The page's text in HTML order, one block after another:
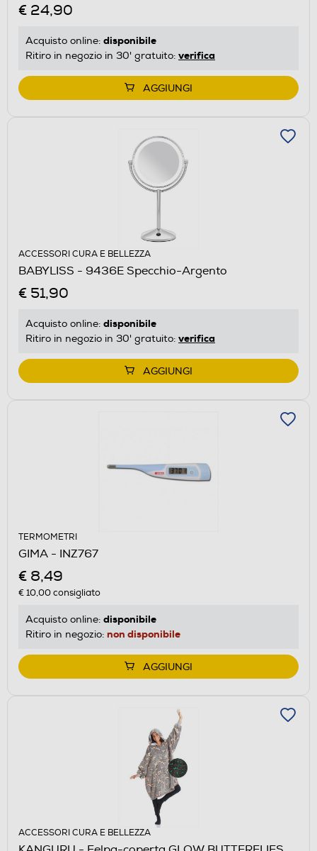
€ 24,90
Acquisto online: disponibile
Ritiro in negozio in 30' gratuito: verifica
AGGIUNGI
ACCESSORI CURA E BELLEZZA
BABYLISS - 9436E Specchio-Argento
€ 51,90
Acquisto online: disponibile
Ritiro in negozio in 30' gratuito: verifica
AGGIUNGI
TERMOMETRI
GIMA - INZ767
€ 8,49
€ 10,00consigliato
Acquisto online: disponibile
Ritiro in negozio: non disponibile
AGGIUNGI
ACCESSORI CURA E BELLEZZA